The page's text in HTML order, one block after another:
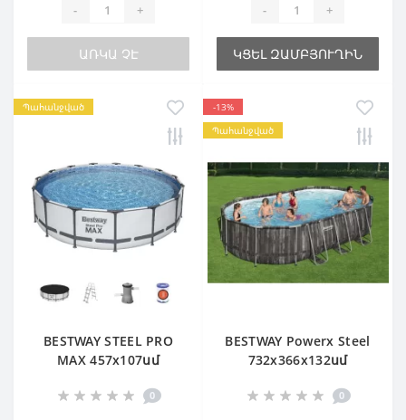
- +
ԱՌԿԱ ՉԷ
- +
ԿՑԵԼ ԶԱՄԲՅՈՒՂԻՆ
Պահանջված
BESTWAY STEEL PRO
MAX 457х107սմ
0
-13%
Պահանջված
BESTWAY Powerx Steel
732х366х132սմ
0